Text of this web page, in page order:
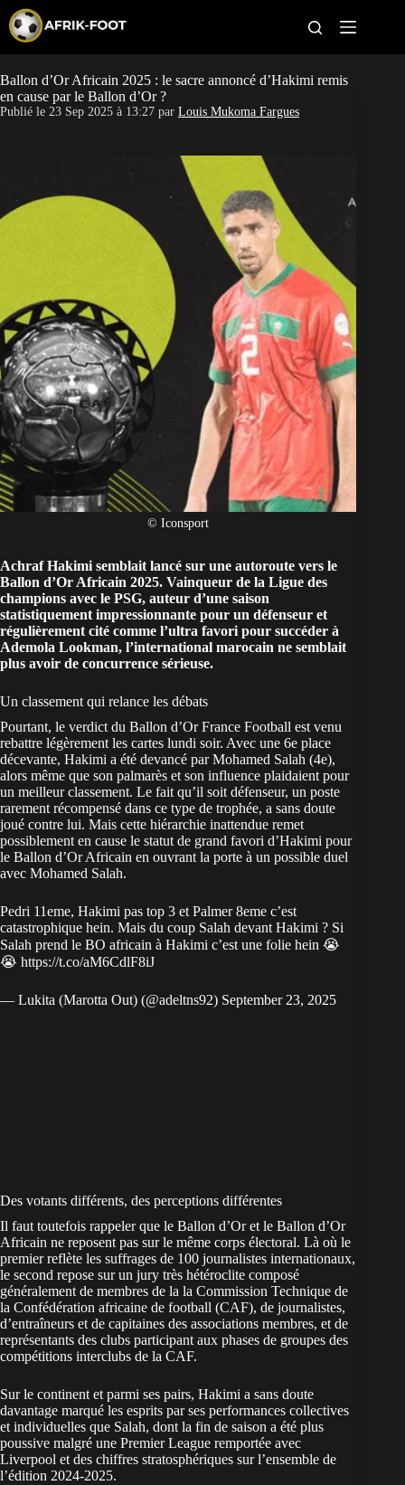
p
t
o
c
o
CAN féminine
Pays
Clubs
Classement
Paris sportifs
Ballon d’Or Africain 2025 : le sacre annoncé d’Hakimi remis
en cause par le Ballon d’Or ?
Publié le 23 Sep 2025 à 13:27 par Louis Mukoma Fargues
© Iconsport
Achraf Hakimi semblait lancé sur une autoroute vers le
Ballon d’Or Africain 2025. Vainqueur de la Ligue des
champions avec le PSG, auteur d’une saison
statistiquement impressionnante pour un défenseur et
régulièrement cité comme l’ultra favori pour succéder à
Ademola Lookman, l’international marocain ne semblait
plus avoir de concurrence sérieuse.
Un classement qui relance les débats
Pourtant, le verdict du Ballon d’Or France Football est venu
rebattre légèrement les cartes lundi soir. Avec une 6e place
décevante, Hakimi a été devancé par Mohamed Salah (4e),
alors même que son palmarès et son influence plaidaient pour
un meilleur classement. Le fait qu’il soit défenseur, un poste
rarement récompensé dans ce type de trophée, a sans doute
joué contre lui. Mais cette hiérarchie inattendue remet
possiblement en cause le statut de grand favori d’Hakimi pour
le Ballon d’Or Africain en ouvrant la porte à un possible duel
avec Mohamed Salah.
Pedri 11eme, Hakimi pas top 3 et Palmer 8eme c’est
catastrophique hein. Mais du coup Salah devant Hakimi ? Si
Salah prend le BO africain à Hakimi c’est une folie hein 😭
😭 https://t.co/aM6CdlF8iJ
— Lukita (Marotta Out) (@adeltns92) September 23, 2025
Des votants différents, des perceptions différentes
Il faut toutefois rappeler que le Ballon d’Or et le Ballon d’Or
Africain ne reposent pas sur le même corps électoral. Là où le
premier reflète les suffrages de 100 journalistes internationaux,
le second repose sur un jury très hétéroclite composé
généralement de membres de la la Commission Technique de
la Confédération africaine de football (CAF), de journalistes,
d’entraîneurs et de capitaines des associations membres, et de
représentants des clubs participant aux phases de groupes des
compétitions interclubs de la CAF.
Sur le continent et parmi ses pairs, Hakimi a sans doute
davantage marqué les esprits par ses performances collectives
et individuelles que Salah, dont la fin de saison a été plus
poussive malgré une Premier League remportée avec
Liverpool et des chiffres stratosphériques sur l’ensemble de
l’édition 2024-2025.